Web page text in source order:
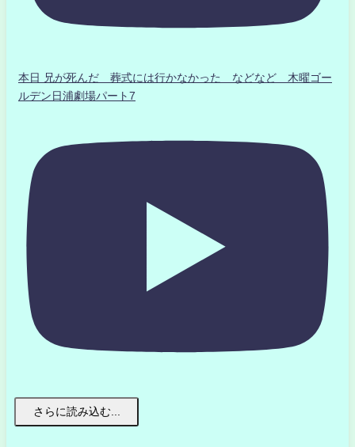
本日 兄が死んだ 葬式には行かなかった などなど 木曜ゴー
ルデン日浦劇場パート7
さらに読み込む...